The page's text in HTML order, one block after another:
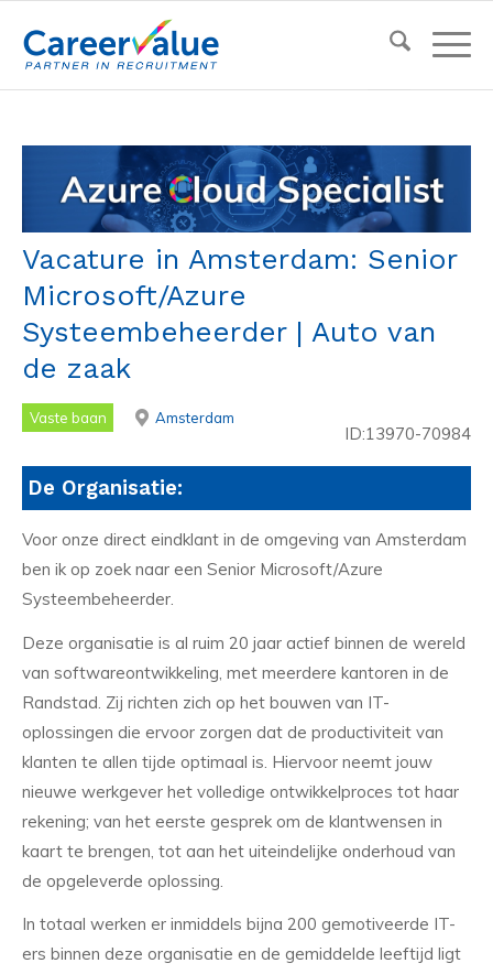
Vacature in Amsterdam: Senior
Microsoft/Azure
Systeembeheerder | Auto van
de zaak
Vaste baan Amsterdam
ID:13970-70984
De Organisatie:
Voor onze direct eindklant in de omgeving van Amsterdam
ben ik op zoek naar een Senior Microsoft/Azure
Systeembeheerder.
Deze organisatie is al ruim 20 jaar actief binnen de wereld
van softwareontwikkeling, met meerdere kantoren in de
Randstad. Zij richten zich op het bouwen van IT-
oplossingen die ervoor zorgen dat de productiviteit van
klanten te allen tijde optimaal is. Hiervoor neemt jouw
nieuwe werkgever het volledige ontwikkelproces tot haar
rekening; van het eerste gesprek om de klantwensen in
kaart te brengen, tot aan het uiteindelijke onderhoud van
de opgeleverde oplossing.
In totaal werken er inmiddels bijna 200 gemotiveerde IT-
ers binnen deze organisatie en de gemiddelde leeftijd ligt